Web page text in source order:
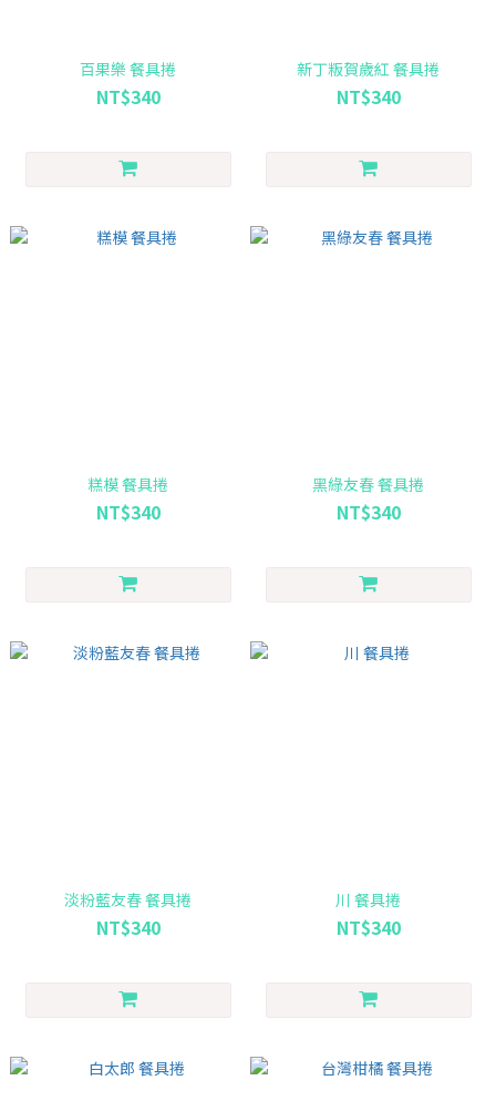
百果樂 餐具捲
NT$340
新丁粄賀歲紅 餐具捲
NT$340
糕模 餐具捲
NT$340
黑綠友春 餐具捲
NT$340
淡粉藍友春 餐具捲
NT$340
川 餐具捲
NT$340